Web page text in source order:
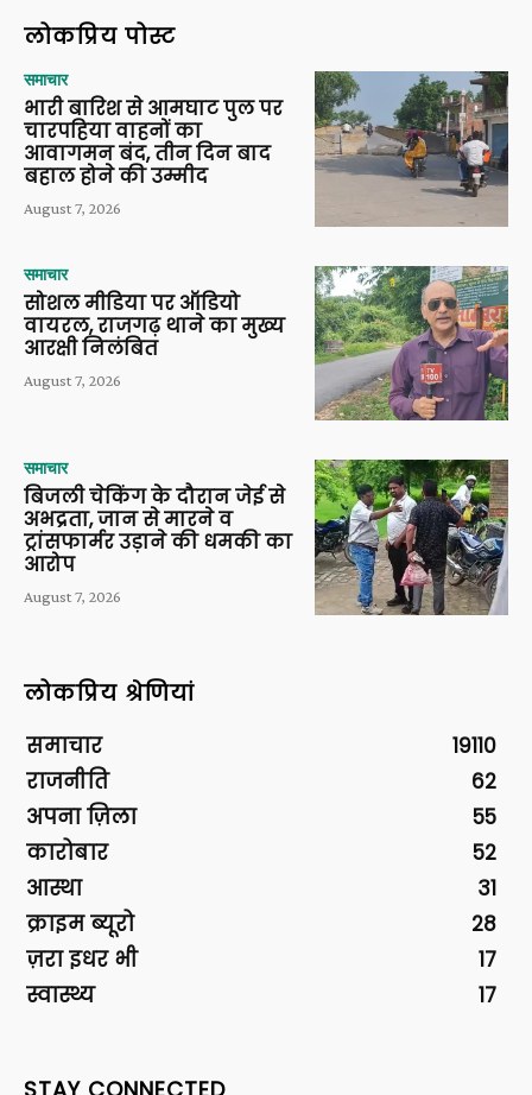
लोकप्रिय पोस्ट
समाचार
भारी बारिश से आमघाट पुल पर
चारपहिया वाहनों का
आवागमन बंद, तीन दिन बाद
बहाल होने की उम्मीद
August 7, 2026
समाचार
सोशल मीडिया पर ऑडियो
वायरल, राजगढ़ थाने का मुख्य
आरक्षी निलंबित
August 7, 2026
समाचार
बिजली चेकिंग के दौरान जेई से
अभद्रता, जान से मारने व
ट्रांसफार्मर उड़ाने की धमकी का
आरोप
August 7, 2026
लोकप्रिय श्रेणियां
समाचार
19110
राजनीति
62
अपना ज़िला
55
कारोबार
52
आस्था
31
क्राइम ब्यूरो
28
ज़रा इधर भी
17
स्वास्थ्य
17